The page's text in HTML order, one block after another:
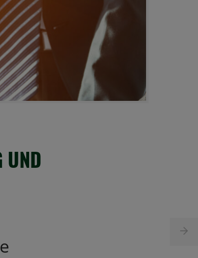
UND